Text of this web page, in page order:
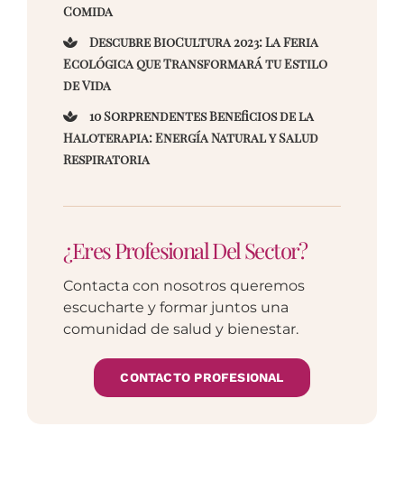
Comida
Descubre BioCultura 2023: La Feria
Ecológica que Transformará tu Estilo
de Vida
10 Sorprendentes Beneficios de la
Haloterapia: Energía Natural y Salud
Respiratoria
¿Eres Profesional Del Sector?
Contacta con nosotros queremos
escucharte y formar juntos una
comunidad de salud y bienestar.
CONTACTO PROFESIONAL